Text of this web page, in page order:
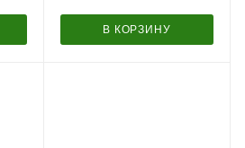
В КОРЗИНУ